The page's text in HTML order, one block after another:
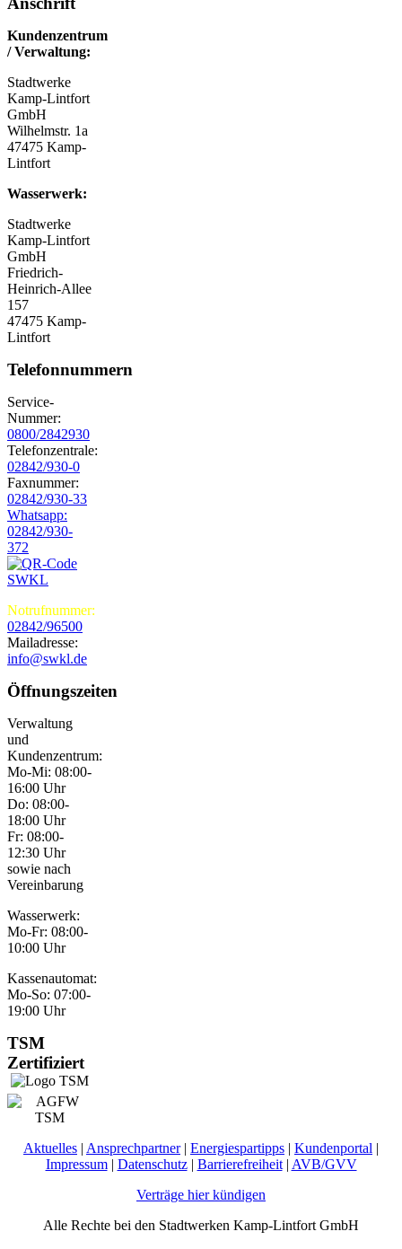
Kundenzentrum
/ Verwaltung:
Stadtwerke
Kamp-Lintfort
GmbH
Wilhelmstr. 1a
47475 Kamp-
Lintfort
Wasserwerk:
Stadtwerke
Kamp-Lintfort
GmbH
Friedrich-
Heinrich-Allee
157
47475 Kamp-
Lintfort
Telefonnummern
Service-
Nummer:
0800/2842930
Telefonzentrale:
02842/930-0
Faxnummer:
02842/930-33
Whatsapp:
02842/930-
372
Notrufnummer:
02842/96500
Mailadresse:
info@swkl.de
Öffnungszeiten
Verwaltung
und
Kundenzentrum:
Mo-Mi: 08:00-
16:00 Uhr
Do: 08:00-
18:00 Uhr
Fr: 08:00-
12:30 Uhr
sowie nach
Vereinbarung
Wasserwerk:
Mo-Fr: 08:00-
10:00 Uhr
Kassenautomat:
Mo-So: 07:00-
19:00 Uhr
TSM
Zertifiziert
Aktuelles | Ansprechpartner| Energiespartipps | Kundenportal |
Impressum| Datenschutz| Barrierefreiheit| AVB/GVV
Verträge hier kündigen
Alle Rechte bei den Stadtwerken Kamp-Lintfort GmbH